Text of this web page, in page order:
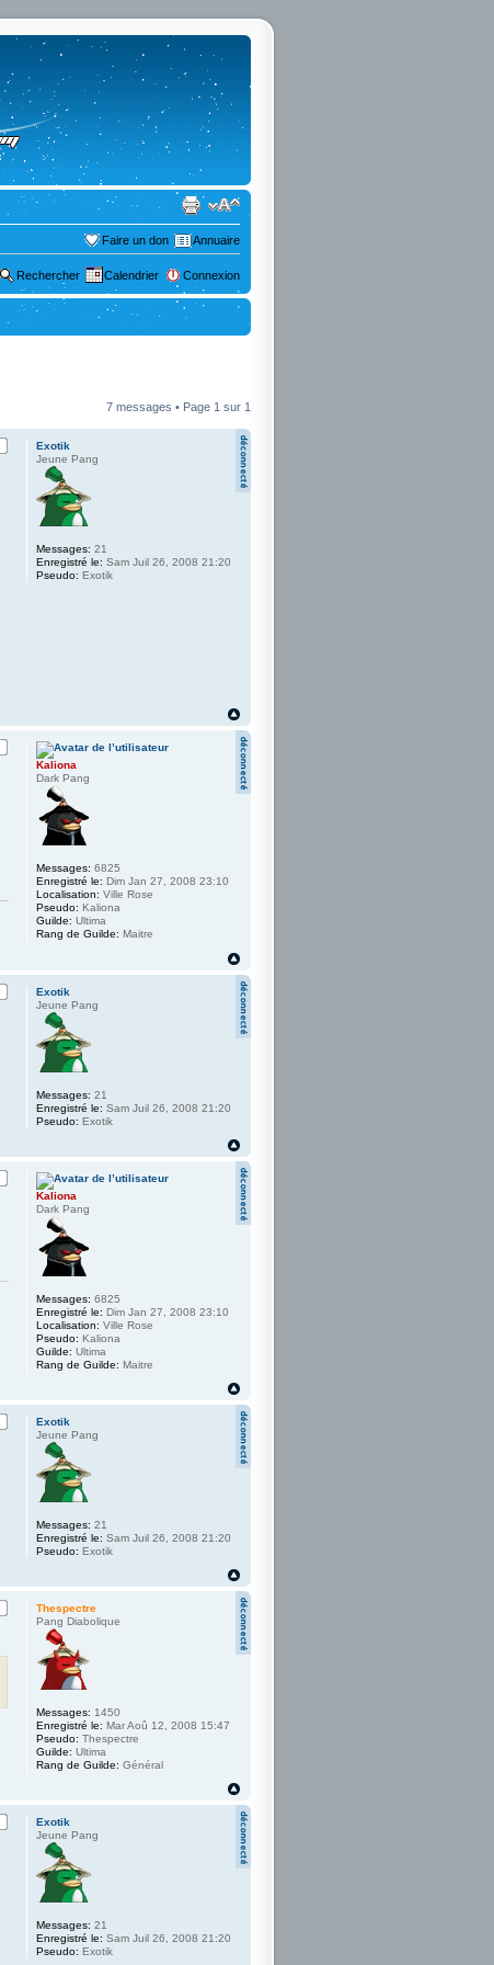
Faire un don Annuaire
Rechercher Calendrier Connexion
7 messages • Page 1 sur 1
Exotik
Jeune Pang
Messages: 21
Enregistré le: Sam Juil 26, 2008 21:20
Pseudo: Exotik
Kaliona
Dark Pang
Messages: 6825
Enregistré le: Dim Jan 27, 2008 23:10
Localisation: Ville Rose
Pseudo: Kaliona
Guilde: Ultima
Rang de Guilde: Maitre
Exotik
Jeune Pang
Messages: 21
Enregistré le: Sam Juil 26, 2008 21:20
Pseudo: Exotik
Kaliona
Dark Pang
Messages: 6825
Enregistré le: Dim Jan 27, 2008 23:10
Localisation: Ville Rose
Pseudo: Kaliona
Guilde: Ultima
Rang de Guilde: Maitre
Exotik
Jeune Pang
Messages: 21
Enregistré le: Sam Juil 26, 2008 21:20
Pseudo: Exotik
Thespectre
Pang Diabolique
Messages: 1450
Enregistré le: Mar Aoû 12, 2008 15:47
Pseudo: Thespectre
Guilde: Ultima
Rang de Guilde: Général
Exotik
Jeune Pang
Messages: 21
Enregistré le: Sam Juil 26, 2008 21:20
Pseudo: Exotik